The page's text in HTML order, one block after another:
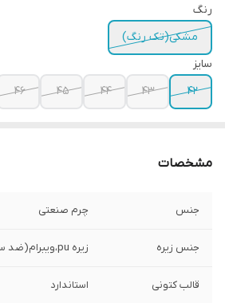
رنگ
مشکی(تک رنگ)
سایز
۴۲
۴۳ ۴۴ ۴۵ ۴۶
مشخصات
جنس چرم صنعتی
جنس زیره زیره pu،ویبرام(ضد سر خوردن)
قالب کتونی استاندارد